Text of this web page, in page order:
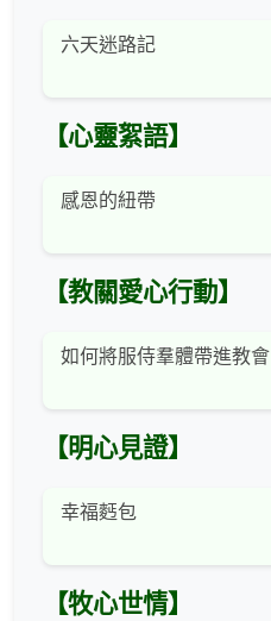
六天迷路記
【心靈絮語】
感恩的紐帶
【教關愛心行動】
如何將服侍羣體帶進教會
【明心見證】
幸福麫包
【牧心世情】